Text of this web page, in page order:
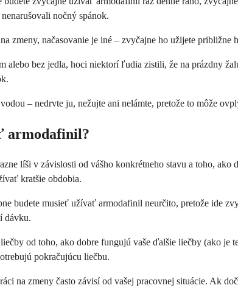
nočný spánok.
zmeny, načasovanie je iné – zvyčajne ho užijete
alebo bez jedla, hoci niektorí ľudia zistili, že na prázdny
– nedrvte ju, nežujte ani nelámte, pretože to môže
armodafinil?
líši v závislosti od vášho konkrétneho stavu a toho,
kratšie obdobia.
budete musieť užívať armodafinil neurčito, pretože ide
dávku.
od toho, ako dobre fungujú vaše ďalšie liečby (ako
pokračujúcu liečbu.
na zmeny často závisí od vašej pracovnej situácie. Ak